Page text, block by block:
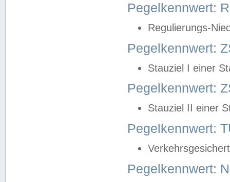
Pegelkennwert:
Regulierungs-
Pegelkennwert:
Stauziel I einer
Pegelkennwert:
Stauziel II einer
Pegelkennwert:
Pegelkennwert: